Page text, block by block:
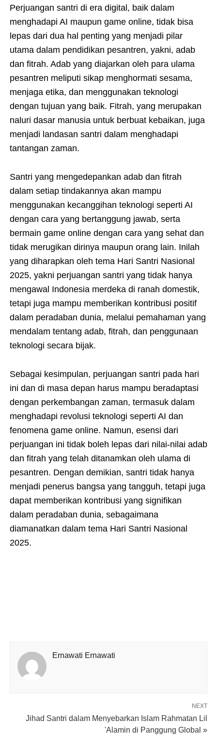
Perjuangan santri di era digital, baik dalam
menghadapi AI maupun game online, tidak bisa
lepas dari dua hal penting yang menjadi pilar
utama dalam pendidikan pesantren, yakni, adab
dan fitrah. Adab yang diajarkan oleh para ulama
pesantren meliputi sikap menghormati sesama,
menjaga etika, dan menggunakan teknologi
dengan tujuan yang baik. Fitrah, yang merupakan
naluri dasar manusia untuk berbuat kebaikan, juga
menjadi landasan santri dalam menghadapi
tantangan zaman.
Santri yang mengedepankan adab dan fitrah
dalam setiap tindakannya akan mampu
menggunakan kecanggihan teknologi seperti AI
dengan cara yang bertanggung jawab, serta
bermain game online dengan cara yang sehat dan
tidak merugikan dirinya maupun orang lain. Inilah
yang diharapkan oleh tema Hari Santri Nasional
2025, yakni perjuangan santri yang tidak hanya
mengawal Indonesia merdeka di ranah domestik,
tetapi juga mampu memberikan kontribusi positif
dalam peradaban dunia, melalui pemahaman yang
mendalam tentang adab, fitrah, dan penggunaan
teknologi secara bijak.
Sebagai kesimpulan, perjuangan santri pada hari
ini dan di masa depan harus mampu beradaptasi
dengan perkembangan zaman, termasuk dalam
menghadapi revolusi teknologi seperti AI dan
fenomena game online. Namun, esensi dari
perjuangan ini tidak boleh lepas dari nilai-nilai adab
dan fitrah yang telah ditanamkan oleh ulama di
pesantren. Dengan demikian, santri tidak hanya
menjadi penerus bangsa yang tangguh, tetapi juga
dapat memberikan kontribusi yang signifikan
dalam peradaban dunia, sebagaimana
diamanatkan dalam tema Hari Santri Nasional
2025.
Ernawati Ernawati
NEXT
Jihad Santri dalam Menyebarkan Islam Rahmatan Lil
'Alamin di Panggung Global »